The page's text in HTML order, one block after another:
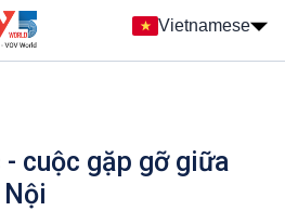
Vietnamese
cuộc gặp gỡ giữa